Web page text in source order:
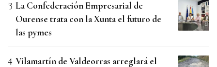
La Confederación Empresarial de
Ourense trata con la Xunta el futuro de
las pymes
Vilamartín de Valdeorras arreglará el